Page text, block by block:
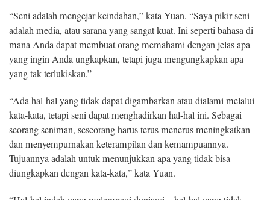
“Seni adalah mengejar keindahan,” kata Yuan. “Saya pikir seni
adalah media, atau sarana yang sangat kuat. Ini seperti bahasa di
mana Anda dapat membuat orang memahami dengan jelas apa
yang ingin Anda ungkapkan, tetapi juga mengungkapkan apa
yang tak terlukiskan.”
“Ada hal-hal yang tidak dapat digambarkan atau dialami melalui
kata-kata, tetapi seni dapat menghadirkan hal-hal ini. Sebagai
seorang seniman, seseorang harus terus menerus meningkatkan
dan menyempurnakan keterampilan dan kemampuannya.
Tujuannya adalah untuk menunjukkan apa yang tidak bisa
diungkapkan dengan kata-kata,” kata Yuan.